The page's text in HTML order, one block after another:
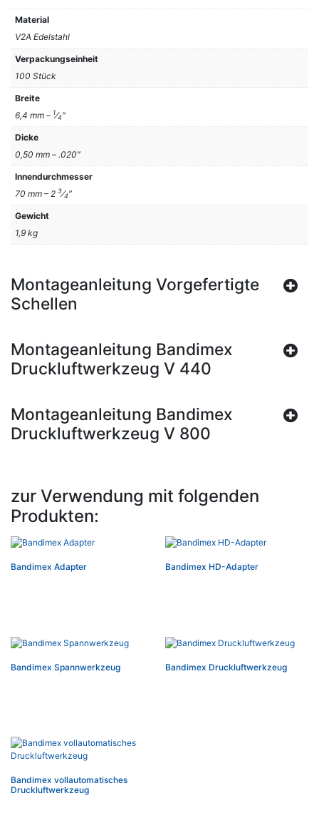
Material
V2A Edelstahl
Verpackungseinheit
100 Stück
Breite
6,4 mm – 1⁄4″
Dicke
0,50 mm – .020″
Innendurchmesser
70 mm – 2 3⁄4″
Gewicht
1,9 kg
Montageanleitung Vorgefertigte
Schellen
Montageanleitung Bandimex
Druckluftwerkzeug V 440
Montageanleitung Bandimex
Druckluftwerkzeug V 800
zur Verwendung mit folgenden
Produkten:
Bandimex Adapter Bandimex HD-Adapter
Bandimex Spannwerkzeug Bandimex Druckluftwerkzeug
Bandimex vollautomatisches
Druckluftwerkzeug